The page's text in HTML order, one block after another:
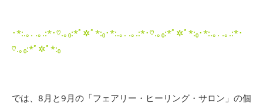
･*:.｡. .｡.:*･♡.｡₀:*ﾟ✲ﾟ*:₀･*:.｡. .｡.:*･♡.｡₀:*ﾟ✲ﾟ*:₀･*:.｡. .｡.:*･
♡.｡₀:*ﾟ✲ﾟ*:₀
では、8月と9月の「フェアリー・ヒーリング・サロン」の個